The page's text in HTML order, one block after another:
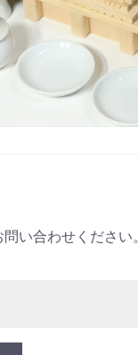
い合わせください。